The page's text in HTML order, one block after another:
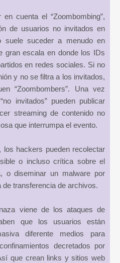
cuenta el “Zoombombing”,
de usuarios no invitados en
suele suceder a menudo en
gran escala en donde los IDs
en redes sociales. Si no
y no se filtra a los invitados,
“Zoombombers”. Una vez
invitados” pueden publicar
streaming de contenido no
que interrumpa el evento.
hackers pueden recolectar
o incluso crítica sobre el
o diseminar un malware por
transferencia de archivos.
viene de los ataques de
que los usuarios están
diferente medios para
decretados por
que crean links y sitios web